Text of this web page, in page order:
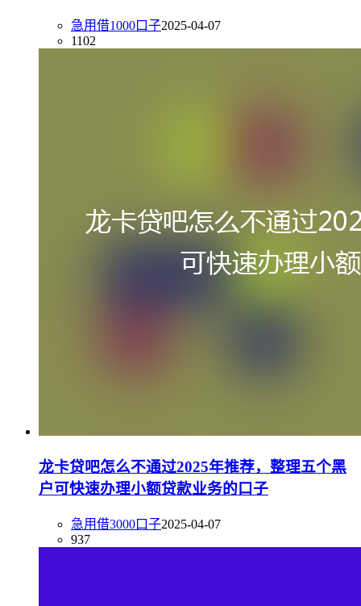
急用借1000口子2025-04-07
1102
龙卡贷吧怎么不通过2025年推荐，整理五个黑
户可快速办理小额贷款业务的口子
急用借3000口子2025-04-07
937